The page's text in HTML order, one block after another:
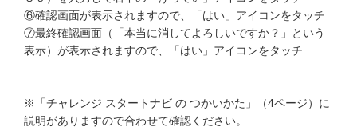
⑥確認画面が表示されますので、「はい」アイコンをタッチ
⑦最終確認画面（「本当に消してよろしいですか？」という
表示）が表示されますので、「はい」アイコンをタッチ
※「チャレンジ スタートナビ の つかいかた」（4ページ）に
説明がありますので合わせて確認ください。